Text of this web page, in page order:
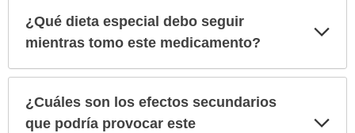
¿Qué dieta especial debo seguir
mientras tomo este medicamento?
¿Cuáles son los efectos secundarios
que podría provocar este